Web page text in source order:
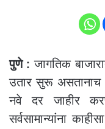
पुणे : जागतिक
उतार सुरू असतानाच
नवे दर जाहीर
सर्वसामान्यांना